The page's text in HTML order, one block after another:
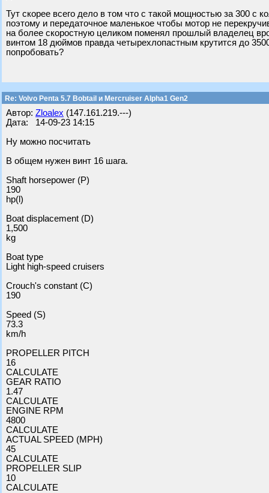
Тут скорее всего дело в том что с такой мощностью за 300 с
поэтому и передаточное маленькое чтобы мотор не
на более скоростную целиком поменял прошлый владелец
винтом 18 дюймов правда четырехлопастным крутится до
попробовать?
Re: Volvo Penta 5.7 Bobtail и Mercruiser Alpha1 Gen2
Автор: Zloalex (147.161.219.---)
Дата: 14-09-23 14:15
Ну можно посчитать
В общем нужен винт 16 шага.
Shaft horsepower (P)
190
hp(l)
Boat displacement (D)
1,500
kg
Boat type
Light high-speed cruisers
Crouch's constant (C)
190
Speed (S)
73.3
km/h
PROPELLER PITCH
16
CALCULATE
GEAR RATIO
1.47
CALCULATE
ENGINE RPM
4800
CALCULATE
ACTUAL SPEED (MPH)
45
CALCULATE
PROPELLER SLIP
10
CALCULATE